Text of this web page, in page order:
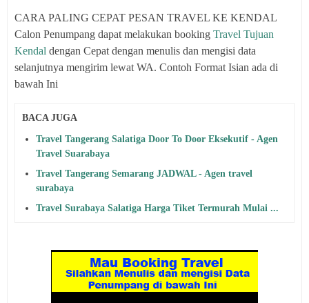
CARA PALING CEPAT PESAN TRAVEL KE KENDAL
Calon Penumpang dapat melakukan booking Travel Tujuan
Kendal dengan Cepat dengan menulis dan mengisi data
selanjutnya mengirim lewat WA. Contoh Format Isian ada di
bawah Ini
BACA JUGA
Travel Tangerang Salatiga Door To Door Eksekutif - Agen
Travel Suarabaya
Travel Tangerang Semarang JADWAL - Agen travel
surabaya
Travel Surabaya Salatiga Harga Tiket Termurah Mulai ...